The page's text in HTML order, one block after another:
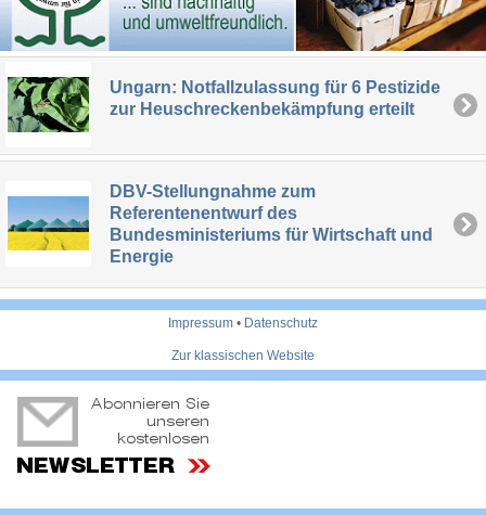
Ungarn: Notfallzulassung für 6 Pestizide
zur Heuschreckenbekämpfung erteilt
DBV-Stellungnahme zum
Referentenentwurf des
Bundesministeriums für Wirtschaft und
Energie
Impressum • Datenschutz
Zur klassischen Website